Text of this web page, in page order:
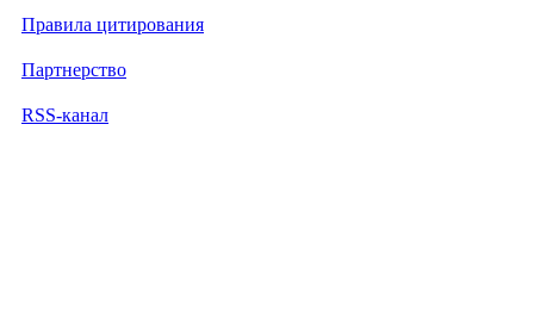
Правила цитирования
Партнерство
RSS-канал